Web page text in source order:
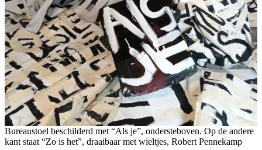
Bureaustoel beschilderd met “Als je”, ondersteboven. Op de andere
kant staat “Zo is het”, draaibaar met wieltjes, Robert Pennekamp